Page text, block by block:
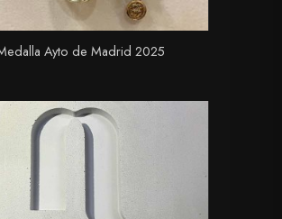
Ayto de Madrid 2025